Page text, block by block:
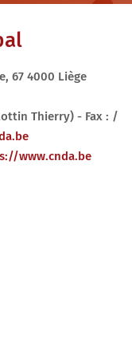
67 4000 Liège
Thierry) - Fax : /
www.cnda.be